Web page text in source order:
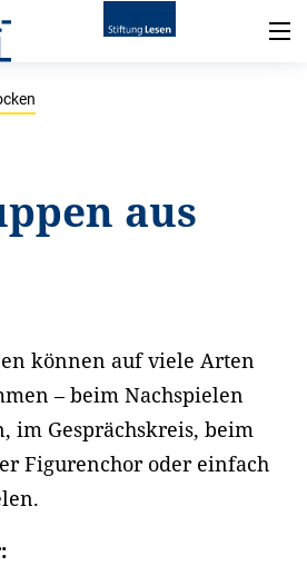
aus
können auf viele Arten
– beim Nachspielen
im Gesprächskreis, beim
Figurenchor oder einfach